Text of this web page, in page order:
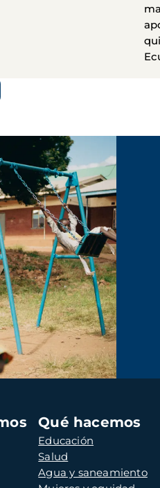
Qué hacemos
Educación
Salud
Agua y saneamiento